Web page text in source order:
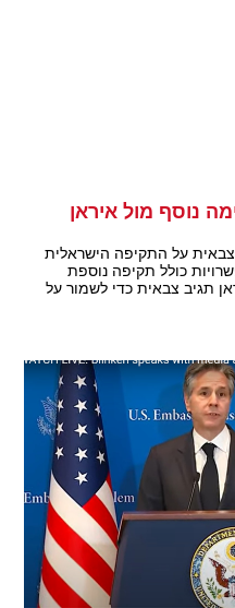
נוסף מול איראן
צבאית על התקיפה הישראלית
כולל תקיפה נוספת
תגיב צבאית כדי לשמור על